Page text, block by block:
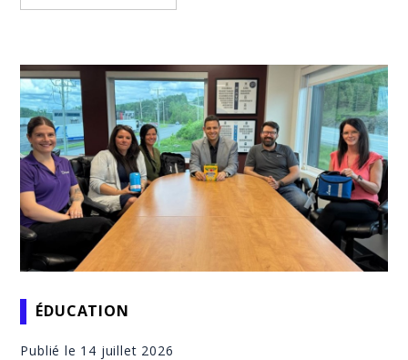
ÉDUCATION
Publié le 14 juillet 2026